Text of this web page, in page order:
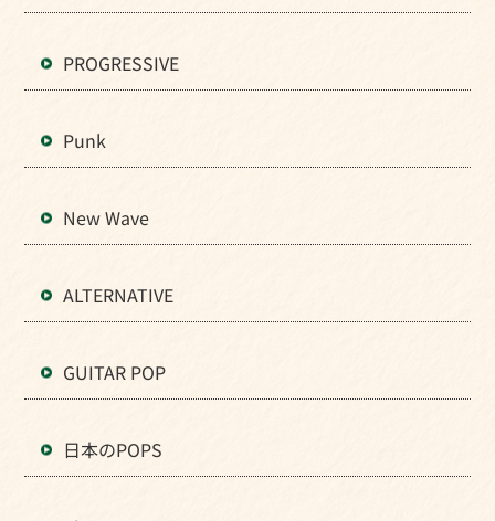
PROGRESSIVE
Punk
New Wave
ALTERNATIVE
GUITAR POP
日本のPOPS